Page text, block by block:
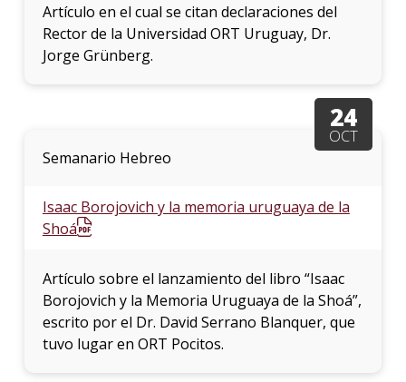
Artículo en el cual se citan declaraciones del
Rector de la Universidad ORT Uruguay, Dr.
Jorge Grünberg.
24
OCT
Semanario Hebreo
Isaac Borojovich y la memoria uruguaya de la
Shoá
Artículo sobre el lanzamiento del libro “Isaac
Borojovich y la Memoria Uruguaya de la Shoá”,
escrito por el Dr. David Serrano Blanquer, que
tuvo lugar en ORT Pocitos.